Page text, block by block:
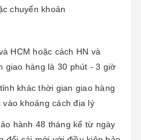
chuyển khoản
HCM hoặc cách HN và
giao hàng là 30 phút - 3 giờ
khác thời gian giao hàng
khoảng cách địa lý
hành 48 tháng kể từ ngày